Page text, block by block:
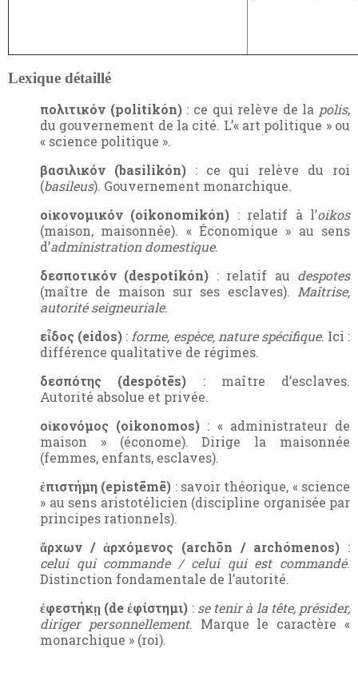
Lexique détaillé
πολιτικόν (politikón): ce qui relève de la polis,
du gouvernement de la cité. L’« art politique » ou
« science politique ».
βασιλικόν (basilikón): ce qui relève du roi
(basileus). Gouvernement monarchique.
οἰκονομικόν (oikonomikón) : relatif à l’oikos
(maison, maisonnée). « Économique » au sens
d’administration domestique.
δεσποτικόν (despotikón) : relatif au despotes
(maître de maison sur ses esclaves). Maîtrise,
autorité seigneuriale.
εἶδος (eidos) : forme, espèce, nature spécifique. Ici :
différence qualitative de régimes.
δεσπότης (despótēs) : maître d’esclaves.
Autorité absolue et privée.
οἰκονόμος (oikonomos) : « administrateur de
maison » (économe). Dirige la maisonnée
(femmes, enfants, esclaves).
ἐπιστήμη (epistēmē) : savoir théorique, « science
» au sens aristotélicien (discipline organisée par
principes rationnels).
ἄρχων / ἀρχόμενος (archōn / archómenos) :
celui qui commande / celui qui est commandé.
Distinction fondamentale de l’autorité.
ἐφεστήκῃ (de ἐφίστημι) : se tenir à la tête, présider,
diriger personnellement. Marque le caractère «
monarchique » (roi).